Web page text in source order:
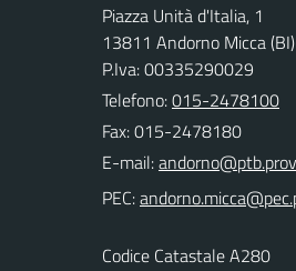
Piazza Unità d'Italia, 1
13811 Andorno Micca (BI)
P.Iva: 00335290029
Telefono:015-2478100
Fax: 015-2478180
E-mail:
PEC:
Codice Catastale A280